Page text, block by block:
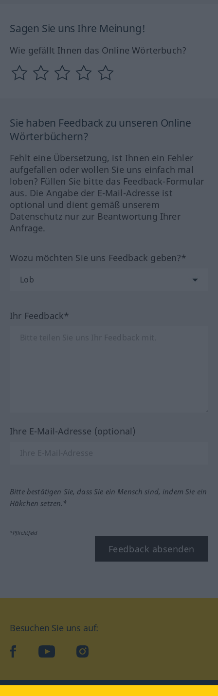
Sagen Sie uns Ihre Meinung!
Wie gefällt Ihnen das Online Wörterbuch?
Sie haben Feedback zu unseren Online
Wörterbüchern?
Fehlt eine Übersetzung, ist Ihnen ein Fehler
aufgefallen oder wollen Sie uns einfach mal
loben? Füllen Sie bitte das Feedback-Formular
aus. Die Angabe der E-Mail-Adresse ist
optional und dient gemäß unserem
Datenschutz nur zur Beantwortung Ihrer
Anfrage.
Wozu möchten Sie uns Feedback geben?*
Ihr Feedback*
Ihre E-Mail-Adresse (optional)
Bitte bestätigen Sie, dass Sie ein Mensch sind, indem Sie ein
Häkchen setzen.*
*Pflichtfeld
Feedback absenden
Besuchen Sie uns auf:
facebookYouTube Instagram